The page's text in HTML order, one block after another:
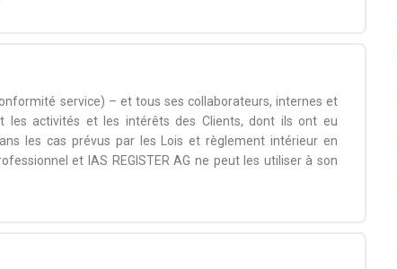
service) – et tous ses collaborateurs, internes et
les activités et les intérêts des Clients, dont ils ont eu
les cas prévus par les Lois et règlement intérieur en
et IAS REGISTER AG ne peut les utiliser à son